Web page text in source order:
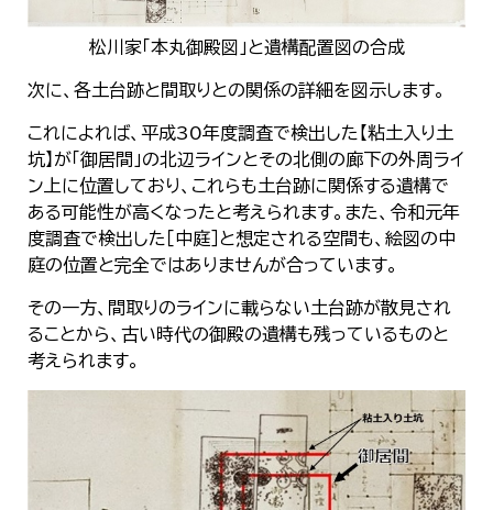
松川家「本丸御殿図」と遺構配置図の合成
次に、各土台跡と間取りとの関係の詳細を図示します。
これによれば、平成30年度調査で検出した【粘土入り土
坑】が「御居間」の北辺ラインとその北側の廊下の外周ライ
ン上に位置しており、これらも土台跡に関係する遺構で
ある可能性が高くなったと考えられます。また、令和元年
度調査で検出した［中庭］と想定される空間も、絵図の中
庭の位置と完全ではありませんが合っています。
その一方、間取りのラインに載らない土台跡が散見され
ることから、古い時代の御殿の遺構も残っているものと
考えられます。